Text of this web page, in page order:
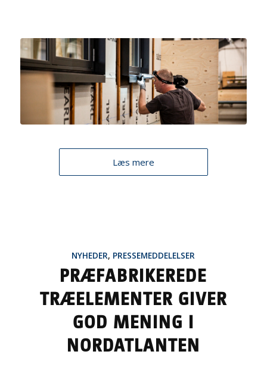
Læs mere
NYHEDER, PRESSEMEDDELELSER
PRÆFABRIKEREDE
TRÆELEMENTER GIVER
GOD MENING I
NORDATLANTEN